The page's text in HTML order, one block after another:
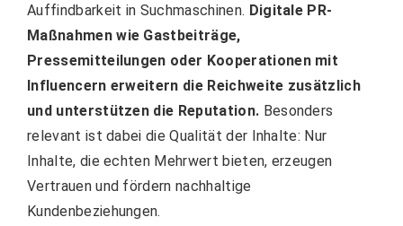
Auffindbarkeit in Suchmaschinen. Digitale PR-
Maßnahmen wie Gastbeiträge,
Pressemitteilungen oder Kooperationen mit
Influencern erweitern die Reichweite zusätzlich
und unterstützen die Reputation. Besonders
relevant ist dabei die Qualität der Inhalte: Nur
Inhalte, die echten Mehrwert bieten, erzeugen
Vertrauen und fördern nachhaltige
Kundenbeziehungen.